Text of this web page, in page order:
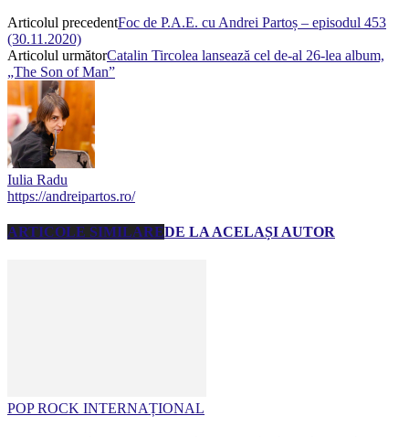
Articolul precedentFoc de P.A.E. cu Andrei Partoș – episodul 453
(30.11.2020)
Articolul următorCatalin Tircolea lansează cel de-al 26-lea album,
„The Son of Man”
Iulia Radu
https://andreipartos.ro/
ARTICOLE SIMILAREDE LA ACELAȘI AUTOR
POP ROCK INTERNAȚIONAL